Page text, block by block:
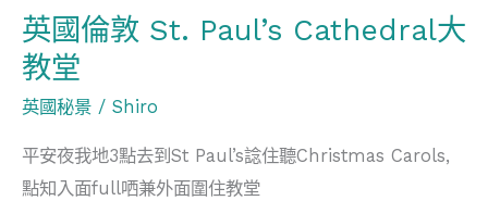
英國倫敦 St. Paul’s Cathedral大
教堂
英國秘景 / Shiro
平安夜我地3點去到St Paul’s諗住聽Christmas Carols,
點知入面full哂兼外面圍住教堂
教
堂